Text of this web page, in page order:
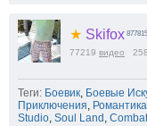
★ Skifox 877815
77219 видео
Теги: Боевик, Боевые
Приключения, Романтика
Studio, Soul Land ,